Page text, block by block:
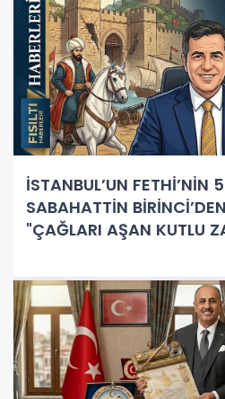
İSTANBUL’UN FETHİ’NİN
SABAHATTİN
"ÇAĞLARI AŞAN KUTLU